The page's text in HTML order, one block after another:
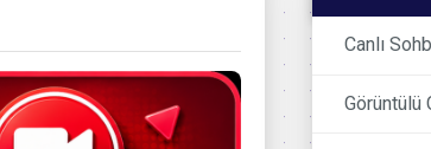
Canlı
Görüntülü